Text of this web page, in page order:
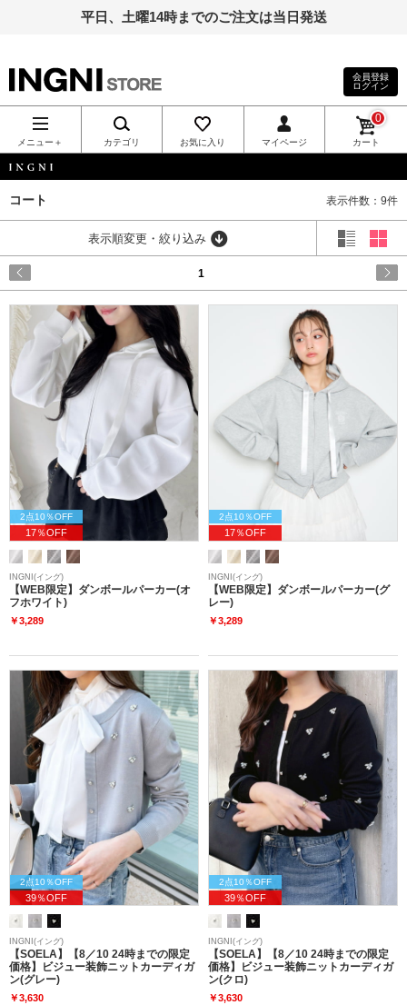
平日、土曜14時までのご注文は当日発送
INGNI（イン
グ）公式通
販｜INGNI
STORE
会員登録
ログイン
メニュー＋ カテゴリ お気に入り マイページ カート
0
コート 表示件数：9件
表示順変更・絞り込み
1
2点10％OFF
17％OFF
INGNI(イング)
【WEB限定】ダンボールパーカー(オ
フホワイト)
￥3,289
2点10％OFF
17％OFF
INGNI(イング)
【WEB限定】ダンボールパーカー(グ
レー)
￥3,289
2点10％OFF
39％OFF
INGNI(イング)
【SOELA】【8／10 24時までの限定
価格】ビジュー装飾ニットカーディガ
ン(グレー)
￥3,630
2点10％OFF
39％OFF
INGNI(イング)
【SOELA】【8／10 24時までの限定
価格】ビジュー装飾ニットカーディガ
ン(クロ)
￥3,630